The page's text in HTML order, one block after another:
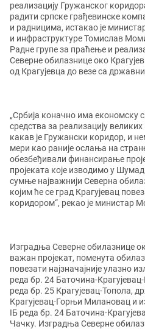
реализацију Гружанског
радити српске грађевинске
и радницима, истакао је
и инфраструктуре Томислав
Радне групе за праћење и
Северне обилазнице око
од Крагујевца до везе са
„Србија коначно има економску
средства за реализацију
какав је Гружански коридор, и
мери као раније ослања на
обезбеђивали финансирање
пројеката које изводимо у
сумње најважнији Северна
којим ће се град Крагујевац
коридором“, рекао је министар
Изградња Северне обилазнице
важан пројекат, поменута
повезати најзначајније улазно
реда бр. 24 Баточина-
реда бр. 25 Крагујевац-Топола,
Крагујевац-Горњи Милановац и
IБ реда бр. 24 Баточина-
Чачку. Изградња Северне